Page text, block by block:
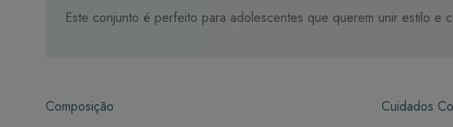
Este conjunto é perfeito para adolescentes que querem unir estilo e
Composição Cuidados